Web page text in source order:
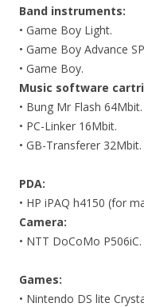
Band instruments:
• Game Boy Light.
• Game Boy Advance
• Game Boy.
Music software
• Bung Mr Flash 64Mbit.
• PC-Linker 16Mbit.
• GB-Transferer 32Mbit.
PDA:
• HP iPAQ h4150 (for
Camera:
• NTT DoCoMo P506iC.
Games:
• Nintendo DS lite